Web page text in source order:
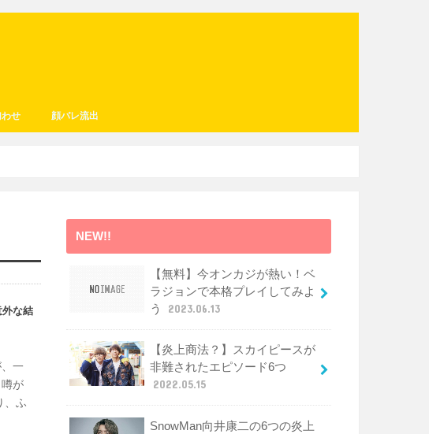
せ 顔バレ流出
外な結
一
が
、ふ
NEW!!
【無料】今オンカジが熱い！ベ
ラジョンで本格プレイしてみよ
う
2023.06.13
【炎上商法？】スカイピースが
非難されたエピソード6つ
2022.05.15
SnowMan向井康二の6つの炎上